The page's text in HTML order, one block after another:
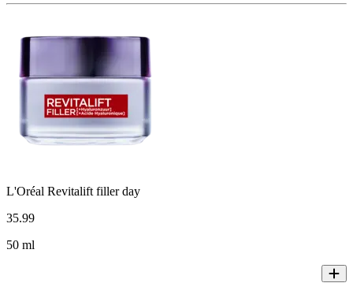
L'Oréal Revitalift filler day
35.99
50 ml